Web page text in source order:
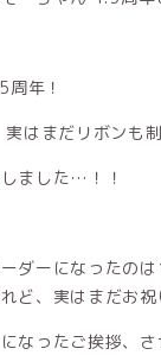
年！
はまだリボンも
ました…！！
ダーになったの
ど、実はまだお
なったご挨拶、